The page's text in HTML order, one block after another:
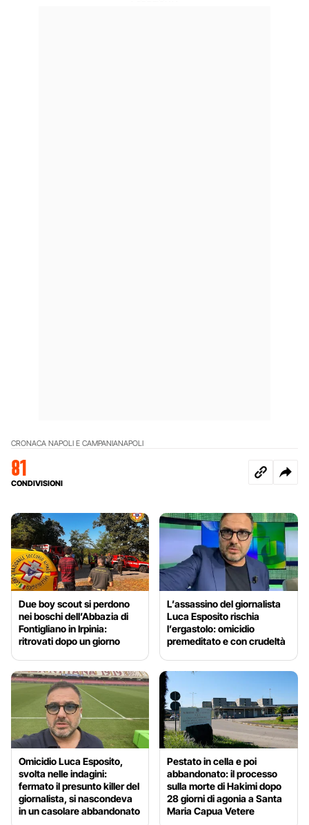
CRONACA NAPOLI E CAMPANIANAPOLI
81
CONDIVISIONI
Due boy scout si perdono
nei boschi dell’Abbazia di
Fontigliano in Irpinia:
ritrovati dopo un giorno
L’assassino del giornalista
Luca Esposito rischia
l’ergastolo: omicidio
premeditato e con crudeltà
Omicidio Luca Esposito,
svolta nelle indagini:
fermato il presunto killer del
giornalista, si nascondeva
in un casolare abbandonato
Pestato in cella e poi
abbandonato: il processo
sulla morte di Hakimi dopo
28 giorni di agonia a Santa
Maria Capua Vetere